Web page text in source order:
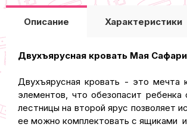
Описание Характеристики
Двухъярусная кровать Мая
Двухъярусная кровать - это мечта
элементов, что обезопасит
лестницы на второй ярус позволяет
ее можно комплектовать с ящиками